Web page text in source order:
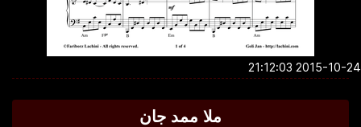
2015-10-24
ملا ممد جان